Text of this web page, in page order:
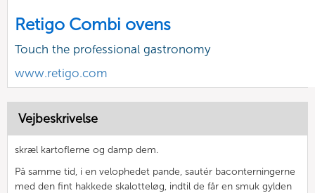
Retigo Combi ovens
Touch the professional gastronomy
www.retigo.com
Vejbeskrivelse
skræl kartoflerne og damp dem.
På samme tid, i en velophedet pande, sautér baconterningerne
med den fint hakkede skalotteløg, indtil de får en smuk gylden